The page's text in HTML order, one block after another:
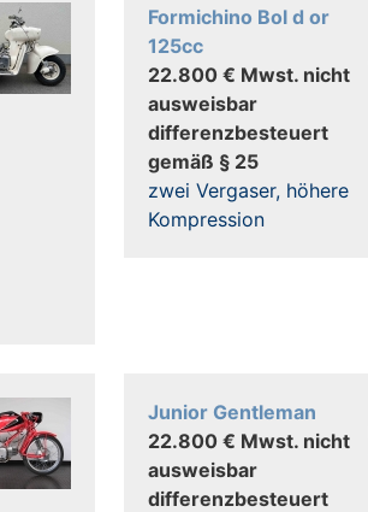
Formichino Bol d or
125cc
22.800 € Mwst. nicht
ausweisbar
differenzbesteuert
gemäß § 25
zwei Vergaser, höhere
Kompression
Junior Gentleman
22.800 € Mwst. nicht
ausweisbar
differenzbesteuert